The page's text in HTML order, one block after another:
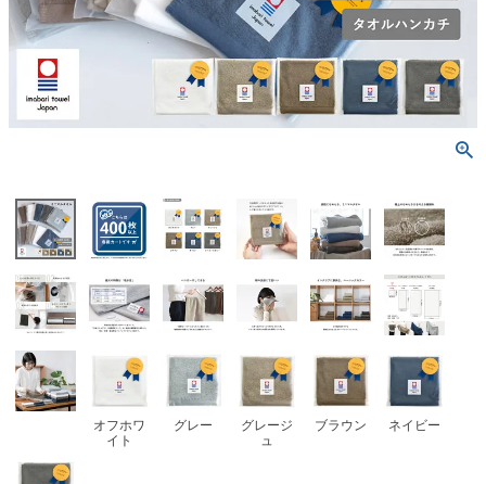
オフホワ
イト
グレー
グレージ
ュ
ブラウン ネイビー